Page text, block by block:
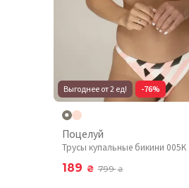
Выгоднее от 2 ед! -76%
Поцелуй
Трусы купальные бикини 005K
189 ₴ 799₴